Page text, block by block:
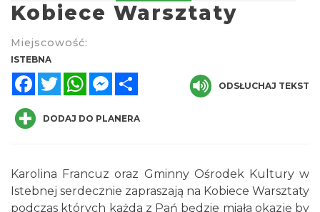
Pójcie Dziecka – będzie kino!
Istebna
0.00 km
Kobiece Warsztaty
Miejscowość:
ISTEBNA
FacebookTwitterWhatsAppMessenger
ODSŁUCHAJ TEKST
DODAJ DO PLANERA
Karolina Francuz oraz Gminny Ośrodek Kultury w
Istebnej serdecznie zapraszają na Kobiece Warsztaty
podczas których każda z Pań będzie miała okazję by